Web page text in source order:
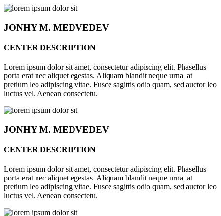
JONHYM. MEDVEDEV
CENTER DESCRIPTION
Lorem ipsum dolor sit amet, consectetur adipiscing elit. Phasellus
porta erat nec aliquet egestas. Aliquam blandit neque urna, at
pretium leo adipiscing vitae. Fusce sagittis odio quam, sed auctor leo
luctus vel. Aenean consectetu.
JONHYM. MEDVEDEV
CENTER DESCRIPTION
Lorem ipsum dolor sit amet, consectetur adipiscing elit. Phasellus
porta erat nec aliquet egestas. Aliquam blandit neque urna, at
pretium leo adipiscing vitae. Fusce sagittis odio quam, sed auctor leo
luctus vel. Aenean consectetu.